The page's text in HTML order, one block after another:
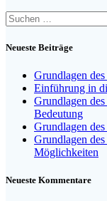
Suchen
nach:
Neueste Beiträge
Grundlagen
Einführung in
Grundlagen
Bedeutung
Grundlagen
Grundlagen
Möglichkeiten
Neueste Kommentare